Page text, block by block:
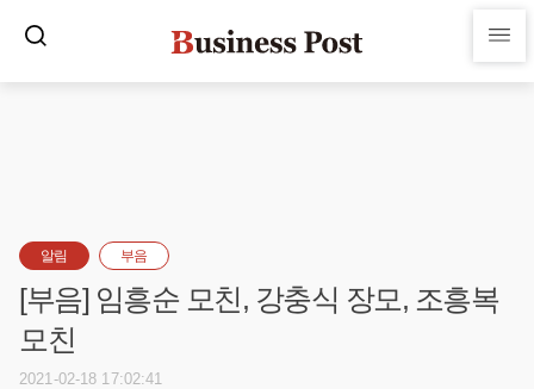
알림 부음
[부음] 임흥순 모친, 강충식 장모, 조흥복
모친
2021-02-18 17:02:41